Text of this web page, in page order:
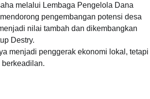
melalui Lembaga Pengelola Dana
pengembangan potensi desa
nilai tambah dan dikembangkan
Destry.
menjadi penggerak ekonomi lokal, tetapi